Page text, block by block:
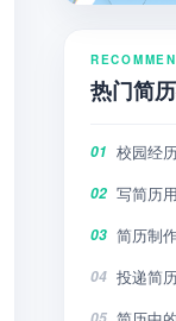
热门简
01 校园经
02 写简历
03 简历制
04 投递简